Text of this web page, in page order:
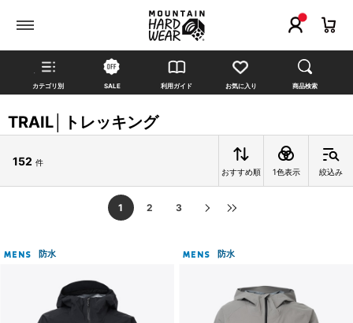
カテゴリ別 SALE 利用ガイド お気に入り 商品検索
TRAIL│トレッキング
152 件
おすすめ順
1色表示 絞込み
1 2 3
MENS 防水 MENS 防水